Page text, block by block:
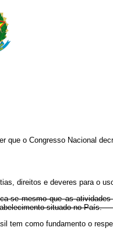
que o Congresso Nacional
direitos e deveres para o
se mesmo que as
situado no
tem como fundamento o